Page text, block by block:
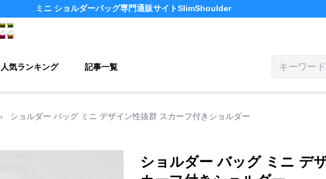
ミニ ショルダーバッグ専門通販サイトSlimShoulder
人気ランキング 記事一覧
› ショルダー バッグ ミニ デザイン性抜群 スカーフ付きショルダー
ショルダー バッグ ミニ デ